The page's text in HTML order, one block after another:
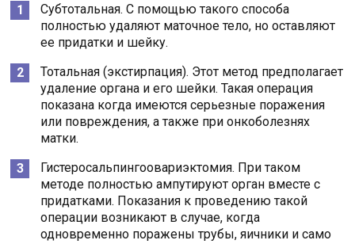
Субтотальная. С помощью такого способа
полностью удаляют маточное тело, но оставляют
ее придатки и шейку.
Тотальная (экстирпация). Этот метод предполагает
удаление органа и его шейки. Такая операция
показана когда имеются серьезные поражения
или повреждения, а также при онкоболезнях
матки.
Гистеросальпингоовариэктомия. При таком
методе полностью ампутируют орган вместе с
придатками. Показания к проведению такой
операции возникают в случае, когда
одновременно поражены трубы, яичники и само